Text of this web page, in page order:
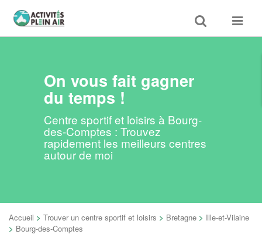
Toggle
search
Toggle
On vous fait gagner
du temps !
Centre sportif et loisirs à Bourg-
des-Comptes : Trouvez
rapidement les meilleurs centres
autour de moi
Accueil > Trouver un centre sportif et loisirs > Bretagne > Ille-et-Vilaine
> Bourg-des-Comptes